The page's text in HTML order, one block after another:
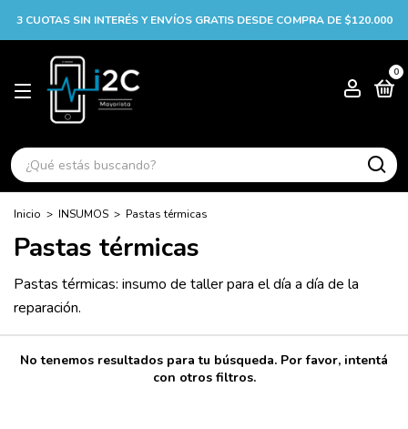
3 CUOTAS SIN INTERÉS Y ENVÍOS GRATIS DESDE COMPRA DE $120.000
0
Inicio > INSUMOS > Pastas térmicas
Pastas térmicas
Pastas térmicas: insumo de taller para el día a día de la
reparación.
No tenemos resultados para tu búsqueda. Por favor, intentá
con otros filtros.